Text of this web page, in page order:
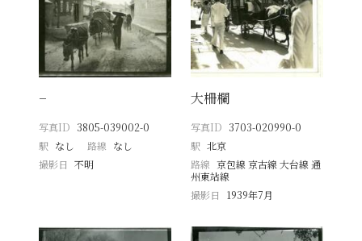
−
写真ID 3805-039002-0
駅 なし 路線 なし
撮影日
不明
大柵欄
写真ID 3703-020990-0
駅 北京
路線 京包線 京古線 大台線 通
州東站線
撮影日
1939年7月